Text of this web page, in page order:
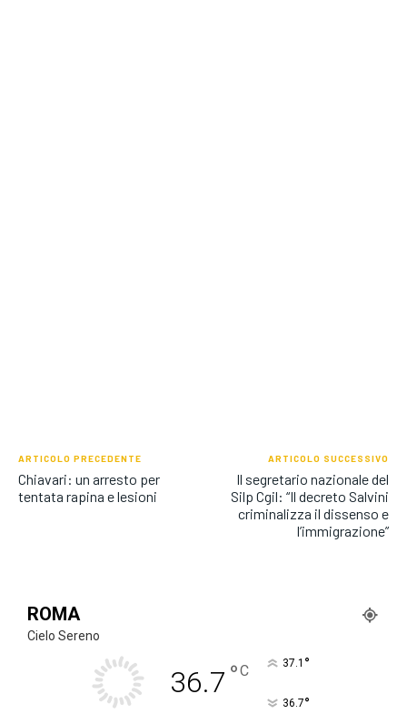
ARTICOLO PRECEDENTE
Chiavari: un arresto per
tentata rapina e lesioni
ARTICOLO SUCCESSIVO
Il segretario nazionale del
Silp Cgil: “Il decreto Salvini
criminalizza il dissenso e
l’immigrazione”
ROMA
Cielo Sereno
36.7 °C 37.1 °
36.7°